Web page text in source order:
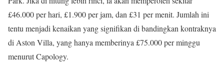
£46.000 per hari, £1.900 per jam, dan £31 per menit. Jumlah ini
tentu menjadi kenaikan yang signifikan di bandingkan kontraknya
di Aston Villa, yang hanya memberinya £75.000 per minggu
menurut Capology.